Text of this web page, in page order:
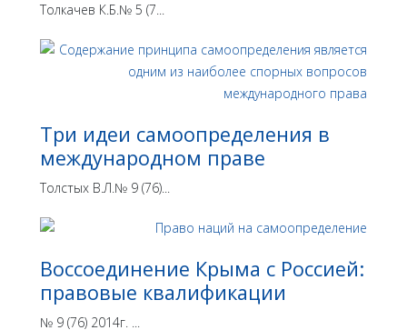
Толкачев К.Б.№ 5 (7...
Три идеи самоопределения в
международном праве
Толстых В.Л.№ 9 (76)...
Воссоединение Крыма с Россией:
правовые квалификации
№ 9 (76) 2014г. ...